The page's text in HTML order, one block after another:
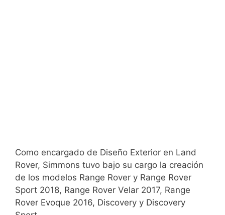
Como encargado de Diseño Exterior en Land
Rover, Simmons tuvo bajo su cargo la creación
de los modelos Range Rover y Range Rover
Sport 2018, Range Rover Velar 2017, Range
Rover Evoque 2016, Discovery y Discovery